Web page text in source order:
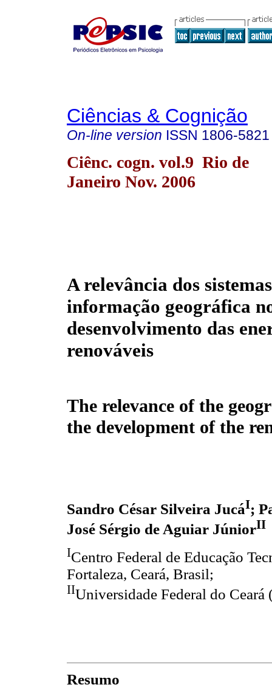
Ciências & Cognição
On-line version ISSN 1806-5821
Ciênc. cogn. vol.9 Rio de
Janeiro Nov. 2006
A relevância dos
informação geográfica
desenvolvimento das
renováveis
The relevance of the
the development of the
Sandro César Silveira JucáI;
José Sérgio de Aguiar JúniorII
ICentro Federal de Educação
Fortaleza, Ceará, Brasil;
IIUniversidade Federal do
Resumo